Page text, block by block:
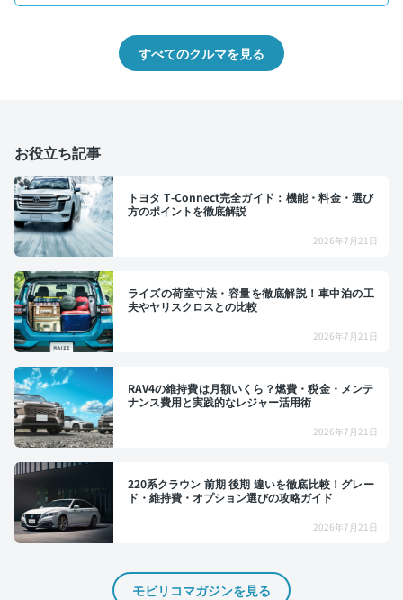
すべてのクルマを見る
お役立ち記事
トヨタ T-Connect完全ガイド：機能・料金・選び
方のポイントを徹底解説
2026年7月21日
ライズの荷室寸法・容量を徹底解説！車中泊の工
夫やヤリスクロスとの比較
2026年7月21日
RAV4の維持費は月額いくら？燃費・税金・メンテ
ナンス費用と実践的なレジャー活用術
2026年7月21日
220系クラウン 前期 後期 違いを徹底比較！グレー
ド・維持費・オプション選びの攻略ガイド
2026年7月21日
モビリコマガジンを見る